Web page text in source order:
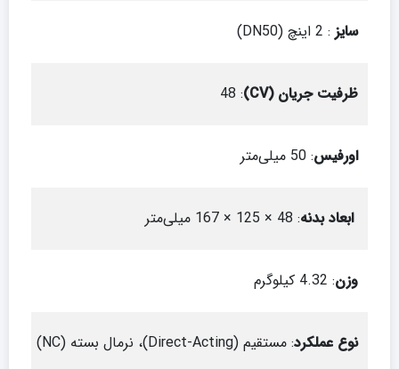
سایز : 2 اینچ (DN50)
ظرفیت جریان (CV) : 48
اورفیس: 50 میلی‌متر
ابعاد بدنه: 48 × 125 × 167 میلی‌متر
وزن: 4.32 کیلوگرم
نوع عملکرد: مستقیم (Direct-Acting)، نرمال بسته (NC)